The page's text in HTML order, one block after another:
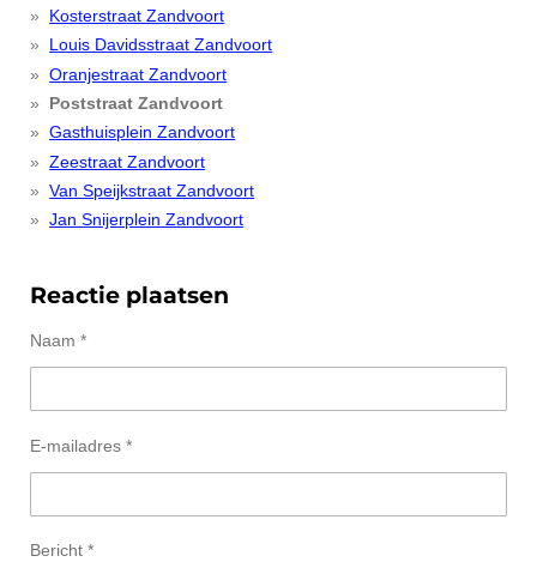
Kosterstraat Zandvoort
Louis Davidsstraat Zandvoort
Oranjestraat Zandvoort
Poststraat Zandvoort
Gasthuisplein Zandvoort
Zeestraat Zandvoort
Van Speijkstraat Zandvoort
Jan Snijerplein Zandvoort
Reactie plaatsen
Naam *
E-mailadres *
Bericht *